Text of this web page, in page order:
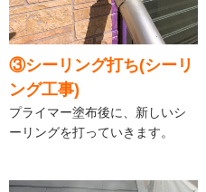
③シーリング打ち(シーリ
ング工事)
プライマー塗布後に、新しいシ
ーリングを打っていきます。